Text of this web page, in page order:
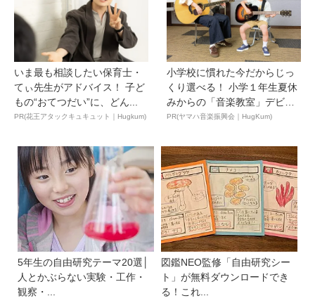
いま最も相談したい保育士・
てぃ先生がアドバイス！ 子ど
もの“おてつだい”に、どん...
PR(花王アタックキュキュット｜Hugkum)
小学校に慣れた今だからじっ
くり選べる！ 小学１年生夏休
みからの「音楽教室」デビ
ュ...
PR(ヤマハ音楽振興会｜HugKum)
5年生の自由研究テーマ20選│
人とかぶらない実験・工作・
観察・...
図鑑NEO監修「自由研究シー
ト」が無料ダウンロードでき
る！これ...